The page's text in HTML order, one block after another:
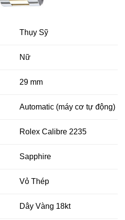
Thụy Sỹ
Nữ
29 mm
Automatic (máy cơ tự động)
Rolex Calibre 2235
Sapphire
Vỏ Thép
Dây Vàng 18kt